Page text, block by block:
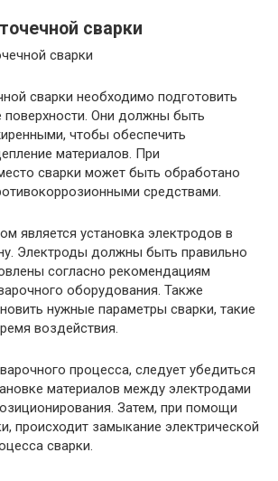
сварки
сварки необходимо подготовить
Они должны быть
чтобы обеспечить
материалов. При
сварки может быть обработано
средствами.
является установка электродов в
Электроды должны быть правильно
согласно рекомендациям
оборудования. Также
нужные параметры сварки, такие
воздействия.
процесса, следует убедиться
материалов между электродами
Затем, при помощи
происходит замыкание электрической
сварки.